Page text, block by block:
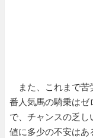
また、これまで苦
番人気馬の騎乗はゼ
で、チャンスの乏
値に多少の不安はあ